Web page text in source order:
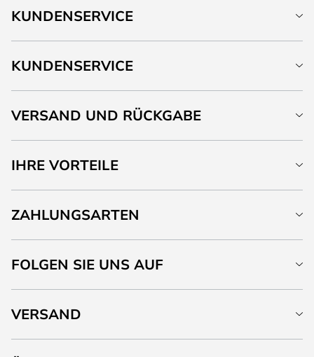
KUNDENSERVICE
KUNDENSERVICE
VERSAND UND RÜCKGABE
IHRE VORTEILE
ZAHLUNGSARTEN
FOLGEN SIE UNS AUF
VERSAND